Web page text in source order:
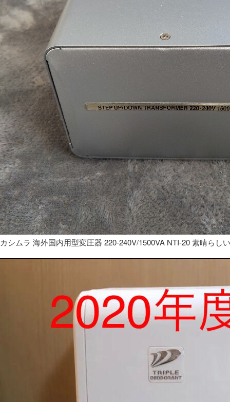
カシムラ 海外国内用型変圧器 220-240V/1500VA NTI-20 素晴らし